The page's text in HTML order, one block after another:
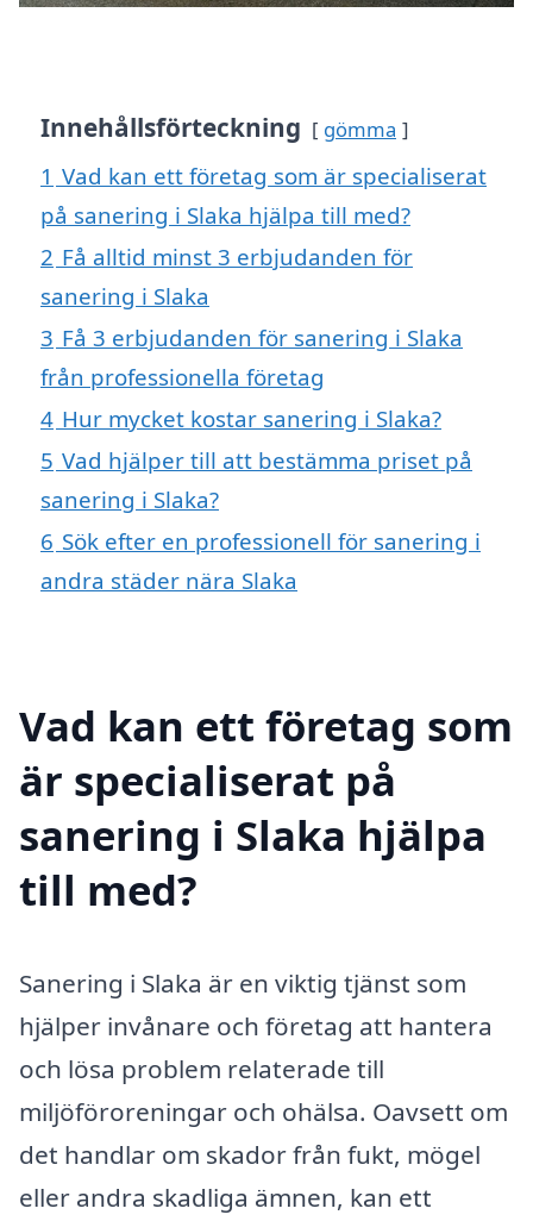
Innehållsförteckning gömma
1 Vad kan ett företag som är specialiserat
på sanering i Slaka hjälpa till med?
2 Få alltid minst 3 erbjudanden för
sanering i Slaka
3 Få 3 erbjudanden för sanering i Slaka
från professionella företag
4 Hur mycket kostar sanering i Slaka?
5 Vad hjälper till att bestämma priset på
sanering i Slaka?
6 Sök efter en professionell för sanering i
andra städer nära Slaka
Vad kan ett företag som
är specialiserat på
sanering i Slaka hjälpa
till med?
Sanering i Slaka är en viktig tjänst som
hjälper invånare och företag att hantera
och lösa problem relaterade till
miljöföroreningar och ohälsa. Oavsett om
det handlar om skador från fukt, mögel
eller andra skadliga ämnen, kan ett